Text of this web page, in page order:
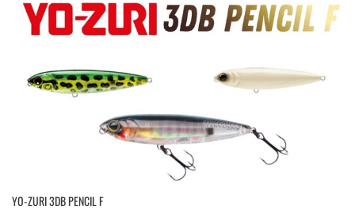
YO-ZURI 3DB PENCIL F